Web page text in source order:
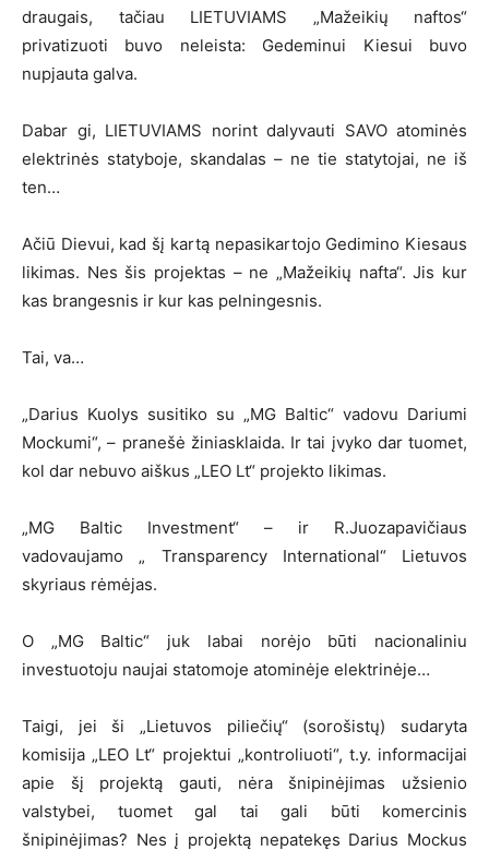
draugais, tačiau LIETUVIAMS „Mažeikių naftos“
privatizuoti buvo neleista: Gedeminui Kiesui buvo
nupjauta galva.
Dabar gi, LIETUVIAMS norint dalyvauti SAVO atominės
elektrinės statyboje, skandalas – ne tie statytojai, ne iš
ten…
Ačiū Dievui, kad šį kartą nepasikartojo Gedimino Kiesaus
likimas. Nes šis projektas – ne „Mažeikių nafta“. Jis kur
kas brangesnis ir kur kas pelningesnis.
Tai, va…
„Darius Kuolys susitiko su „MG Baltic“ vadovu Dariumi
Mockumi“, – pranešė žiniasklaida. Ir tai įvyko dar tuomet,
kol dar nebuvo aiškus „LEO Lt“ projekto likimas.
„MG Baltic Investment“ – ir R.Juozapavičiaus
vadovaujamo „ Transparency International“ Lietuvos
skyriaus rėmėjas.
O „MG Baltic“ juk labai norėjo būti nacionaliniu
investuotoju naujai statomoje atominėje elektrinėje…
Taigi, jei ši „Lietuvos piliečių“ (sorošistų) sudaryta
komisija „LEO Lt“ projektui „kontroliuoti“, t.y. informacijai
apie šį projektą gauti, nėra šnipinėjimas užsienio
valstybei, tuomet gal tai gali būti komercinis
šnipinėjimas? Nes į projektą nepatekęs Darius Mockus